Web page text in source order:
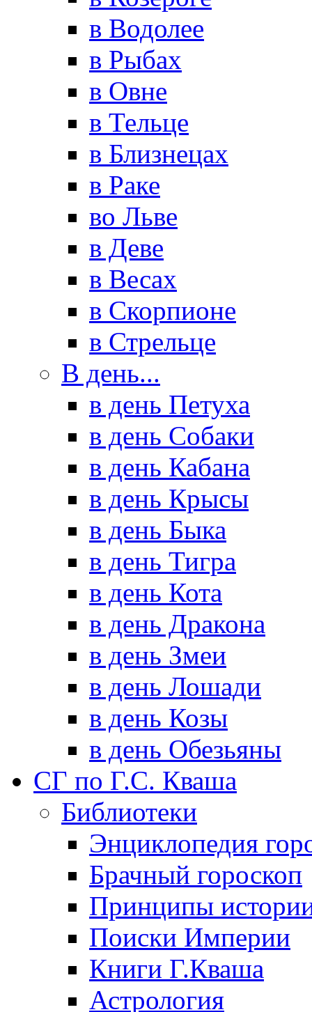
в Водолее
в Рыбах
в Овне
в Тельце
в Близнецах
в Раке
во Льве
в Деве
в Весах
в Скорпионе
в Стрельце
В день...
в день Петуха
в день Собаки
в день Кабана
в день Крысы
в день Быка
в день Тигра
в день Кота
в день Дракона
в день Змеи
в день Лошади
в день Козы
в день Обезьяны
СГ по Г.С. Кваша
Библиотеки
Энциклопедия
Брачный гороскоп
Принципы
Поиски Империи
Книги Г.Кваша
Астрология